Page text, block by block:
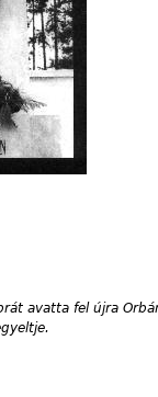
avatta fel újra